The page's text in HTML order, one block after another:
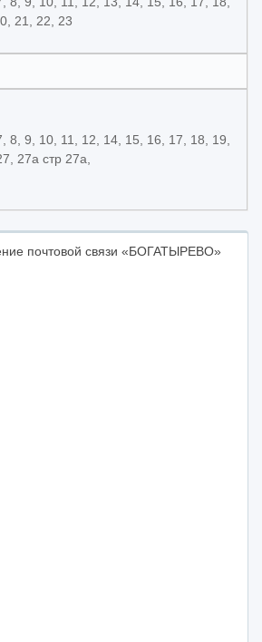
21, 22, 23
8, 9, 10, 11, 12, 14, 15, 16, 17, 18, 19,
27а стр 27а,
почтовой связи «БОГАТЫРЕВО»